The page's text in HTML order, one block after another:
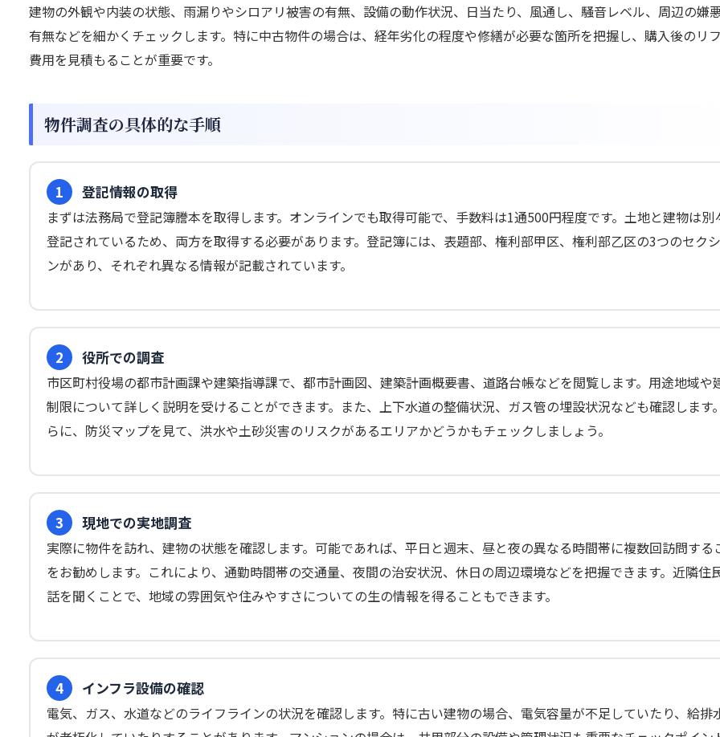
建物の外観や内装の状態、雨漏りやシロアリ被害の有無、設備の動作状況、日当たり、風通し、騒音レベル、周辺の嫌
有無などを細かくチェックします。特に中古物件の場合は、経年劣化の程度や修繕が必要な箇所を把握し、購入後のリ
費用を見積もることが重要です。
物件調査の具体的な手順
1 登記情報の取得
まずは法務局で登記簿謄本を取得します。オンラインでも取得可能で、手数料は1通500円程度です。土地と建物は別
登記されているため、両方を取得する必要があります。登記簿には、表題部、権利部甲区、権利部乙区の3つのセク
ンがあり、それぞれ異なる情報が記載されています。
2 役所での調査
市区町村役場の都市計画課や建築指導課で、都市計画図、建築計画概要書、道路台帳などを閲覧します。用途地域や
制限について詳しく説明を受けることができます。また、上下水道の整備状況、ガス管の埋設状況なども確認します
らに、防災マップを見て、洪水や土砂災害のリスクがあるエリアかどうかもチェックしましょう。
3 現地での実地調査
実際に物件を訪れ、建物の状態を確認します。可能であれば、平日と週末、昼と夜の異なる時間帯に複数回訪問する
をお勧めします。これにより、通勤時間帯の交通量、夜間の治安状況、休日の周辺環境などを把握できます。近隣住
話を聞くことで、地域の雰囲気や住みやすさについての生の情報を得ることもできます。
4 インフラ設備の確認
電気、ガス、水道などのライフラインの状況を確認します。特に古い建物の場合、電気容量が不足していたり、給排